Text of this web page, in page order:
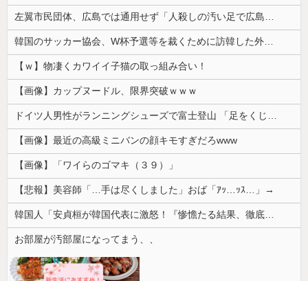
左翼市民団体、広島では通用せず「人殺しの汚い足で広島の土を踏むな！」→広島県民「お前らの方が汚いんじゃ！」「ワシらが広島県民じゃ」
韓国のサッカー協会、W杯予選等を裁くために訪韓した外国人審判を「性接待」していた……大して強くもないチームが潤沢な予算を持ってりゃそうなるわな
【ｗ】物凄くカワイイ子猫の取っ組み合い！
【画像】カップヌードル、限界突破ｗｗｗ
ドイツ人男性がランニングシューズで富士登山 「足をくじいて動けない」
【画像】最近の高級ミニバンの顔キモすぎだろwww
【画像】「ワイらのゴマキ（３９）」
【悲報】美容師「…手は尽くしました」おば「ｱｯ…ｯｽ…」→
韓国人「安貞桓が韓国代表に激怒！『惨憺たる結果、徹底的な刷新が必要だ』と監督や協会を痛烈批判」
お部屋が汚部屋になってまう、、